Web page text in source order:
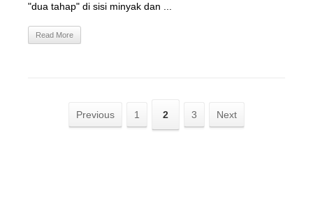
"dua tahap" di sisi minyak dan ...
Read More
Previous 1 2 3 Next